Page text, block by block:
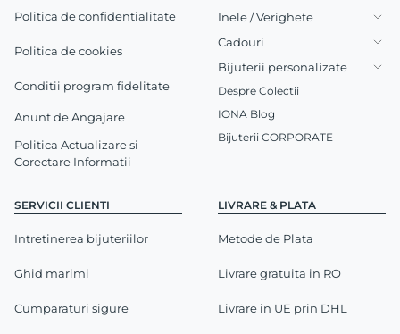
Politica de confidentialitate
Politica de cookies
Conditii program fidelitate
Anunt de Angajare
Politica Actualizare si
Corectare Informatii
SERVICII CLIENTI
Intretinerea bijuteriilor
Ghid marimi
Cumparaturi sigure
LIVRARE & PLATA
Metode de Plata
Livrare gratuita in RO
Livrare in UE prin DHL
Inele / Verighete
Cadouri
Bijuterii personalizate
Despre Colectii
IONA Blog
Bijuterii CORPORATE